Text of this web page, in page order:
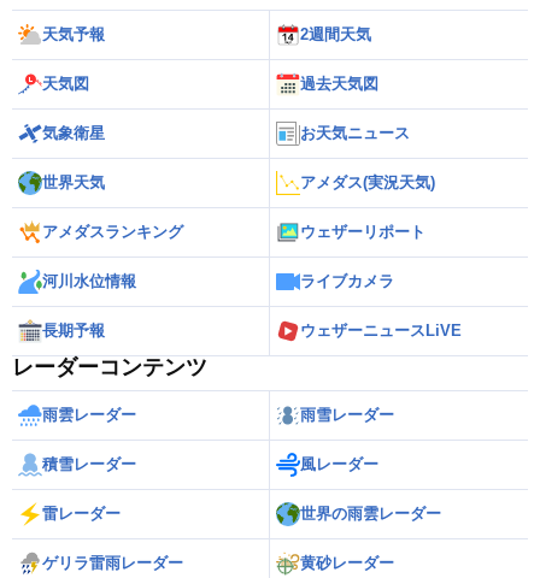
天気予報 2週間天気
天気図 過去天気図
気象衛星 お天気ニュース
世界天気 アメダス(実況天気)
アメダスランキング ウェザーリポート
河川水位情報 ライブカメラ
長期予報 ウェザーニュースLiVE
レーダーコンテンツ
雨雲レーダー 雨雪レーダー
積雪レーダー 風レーダー
雷レーダー 世界の雨雲レーダー
ゲリラ雷雨レーダー 黄砂レーダー